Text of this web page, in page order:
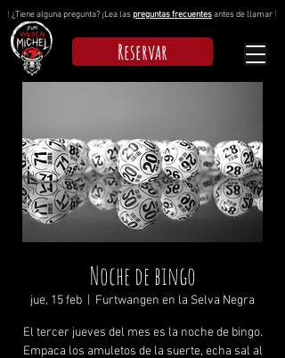
! ¿Tiene alguna pregunta? ¡Lea las preguntas frecuentesantes de llamar !
Reservar
Noche de bingo
jue, 15 feb Furtwangen en la Selva Negra
El tercer jueves del mes es la noche de bingo.
Empaca los amuletos de la suerte, echa sal al